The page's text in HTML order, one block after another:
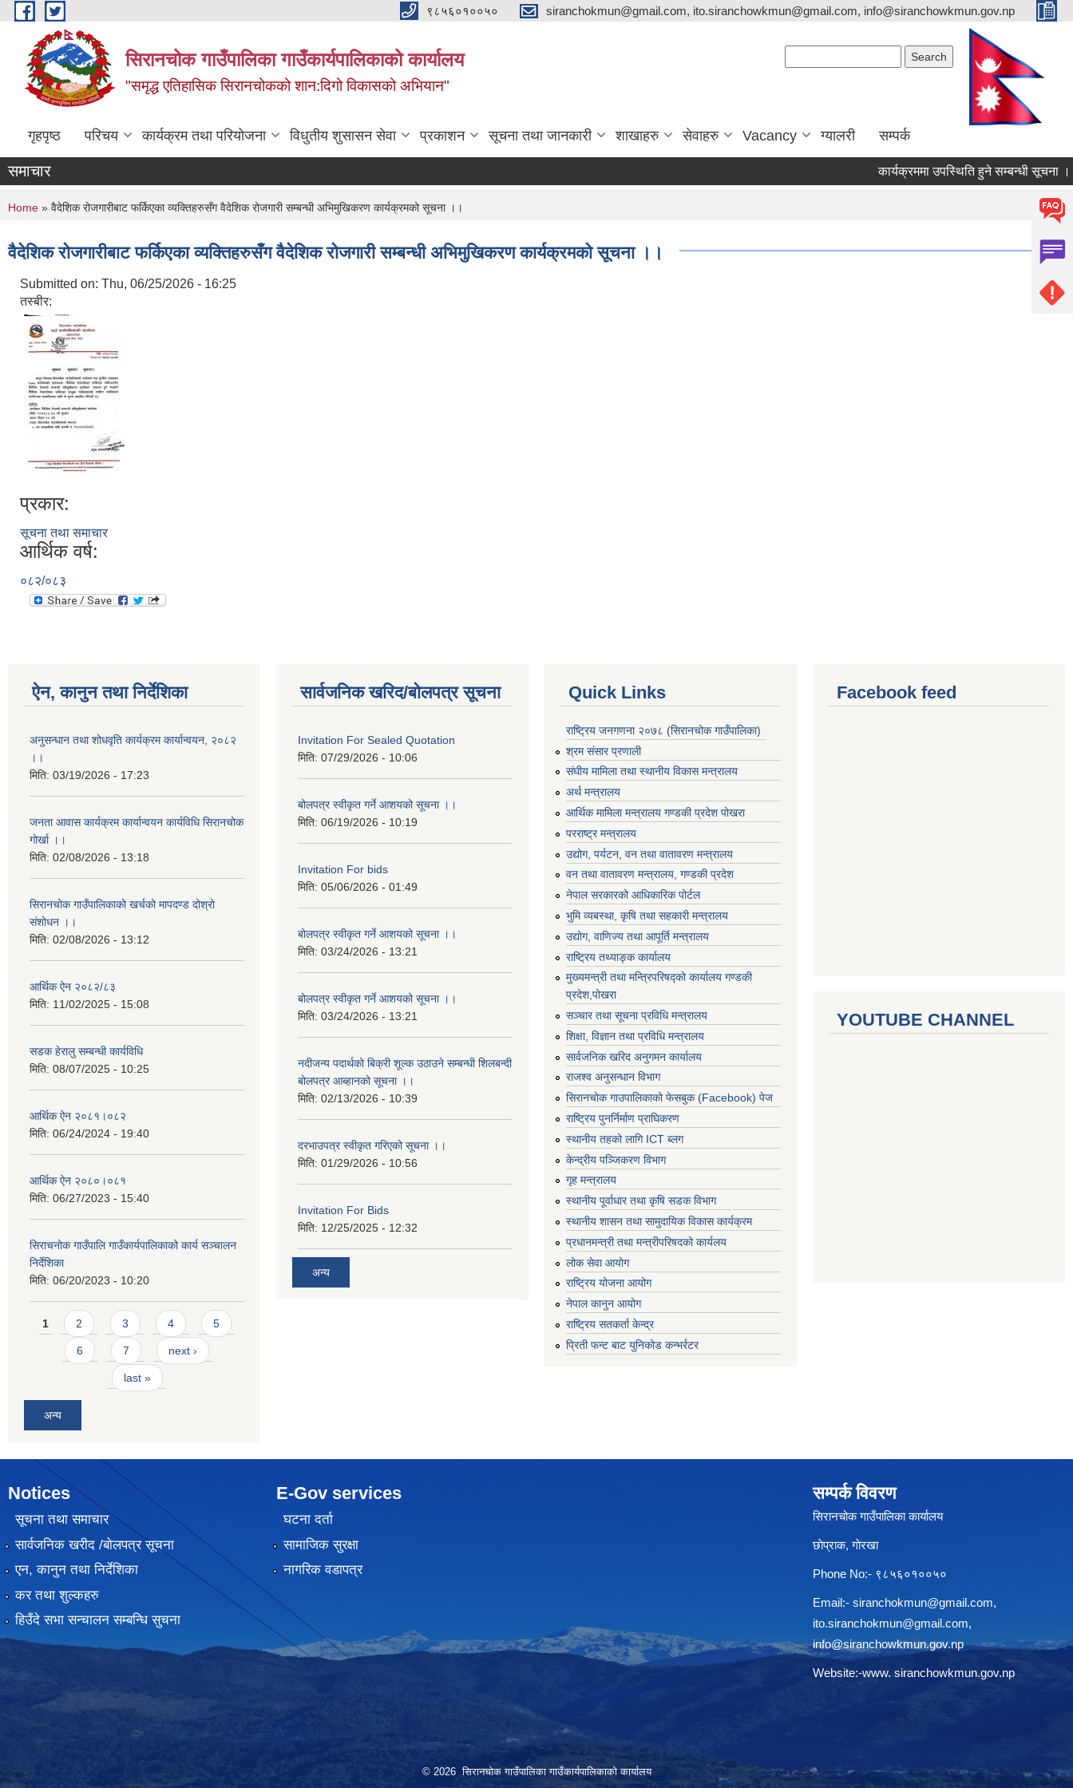
Skip to main content ९८५६०१००५० siranchokmun@gmail.com, ito.siranchowkmun@gmail.com, info@siranchowkmun.gov.np
सिरानचोक गाउँपालिका गाउँकार्यपालिकाको कार्यालय
"समृद्ध एतिहासिक सिरानचोकको शान:दिगो विकासको अभियान"
गृहपृष्ठ परिचय कार्यक्रम तथा परियोजना विधुतीय शुसासन सेवा प्रकाशन सूचना तथा जानकारी शाखाहरु सेवाहरु Vacancy ग्यालरी सम्पर्क
समाचार कार्यक्रममा उपस्थिति हुने सम्बन्धी सूचना ।।
You are here
Home » वैदेशिक रोजगारीबाट फर्किएका व्यक्तिहरुसँग वैदेशिक रोजगारी सम्बन्धी अभिमुखिकरण कार्यक्रमको सूचना ।।
वैदेशिक रोजगारीबाट फर्किएका व्यक्तिहरुसँग वैदेशिक रोजगारी सम्बन्धी अभिमुखिकरण कार्यक्रमको सूचना ।।
Submitted on: Thu, 06/25/2026 - 16:25
तस्बीर:
प्रकार:
सूचना तथा समाचार
आर्थिक वर्ष:
०८२/०८३
ऐन, कानुन तथा निर्देशिका
अनुसन्धान तथा शोधवृति कार्यक्रम कार्यान्वयन, २०८२
।।
मिति: 03/19/2026 - 17:23
जनता आवास कार्यक्रम कार्यान्वयन कार्यविधि सिरानचोक
गोर्खा ।।
मिति: 02/08/2026 - 13:18
सिरानचोक गाउँपालिकाको खर्चको मापदण्ड दोश्रो
संशोधन ।।
मिति: 02/08/2026 - 13:12
आर्थिक ऐन २०८२/८३
मिति: 11/02/2025 - 15:08
सडक हेरालु सम्बन्धी कार्यविधि
मिति: 08/07/2025 - 10:25
आर्थिक ऐन २०८१।०८२
मिति: 06/24/2024 - 19:40
आर्थिक ऐन २०८०।०८१
मिति: 06/27/2023 - 15:40
सिराचनोक गाउँपालि गाउँकार्यपालिकाको कार्य सञ्चालन
निर्देशिका
मिति: 06/20/2023 - 10:20
Pages
1 2 3 4 5
6 7 next ›
last »
अन्य
सार्वजनिक खरिद/बोलपत्र सूचना
Invitation For Sealed Quotation
मिति: 07/29/2026 - 10:06
बोलपत्र स्वीकृत गर्ने आशयको सूचना ।।
मिति: 06/19/2026 - 10:19
Invitation For bids
मिति: 05/06/2026 - 01:49
बोलपत्र स्वीकृत गर्ने आशयको सूचना ।।
मिति: 03/24/2026 - 13:21
बोलपत्र स्वीकृत गर्ने आशयको सूचना ।।
मिति: 03/24/2026 - 13:21
नदीजन्य पदार्थको बिक्री शूल्क उठाउने सम्बन्धी शिलबन्दी
बोलपत्र आब्हानको सूचना ।।
मिति: 02/13/2026 - 10:39
दरभाउपत्र स्वीकृत गरिएको सूचना ।।
मिति: 01/29/2026 - 10:56
Invitation For Bids
मिति: 12/25/2025 - 12:32
अन्य
Quick Links
राष्ट्रिय जनगणना २०७८ (सिरानचोक गाउँपालिका)
श्रम संसार प्रणाली
संघीय मामिला तथा स्थानीय विकास मन्त्रालय
अर्थ मन्त्रालय
आर्थिक मामिला मन्त्रालय गण्डकी प्रदेश पोखरा
परराष्ट्र मन्त्रालय
उद्योग, पर्यटन, वन तथा वातावरण मन्त्रालय
वन तथा वातावरण मन्त्रालय, गण्डकी प्रदेश
नेपाल सरकारको आधिकारिक पोर्टल
भुमि व्यबस्था, कृषि तथा सहकारी मन्त्रालय
उद्योग, वाणिज्य तथा आपूर्ति मन्त्रालय
राष्ट्रिय तथ्याङ्क कार्यालय
मुख्यमन्त्री तथा मन्त्रिपरिषद्को कार्यालय गण्डकी
प्रदेश,पोखरा
सञ्‍चार तथा सूचना प्रविधि मन्त्रालय
शिक्षा, विज्ञान तथा प्रविधि मन्त्रालय
सार्वजनिक खरिद अनुगमन कार्यालय
राजश्व अनुसन्धान विभाग
सिरानचोक गाउपालिकाको फेसबुक (Facebook) पेज
राष्ट्रिय पुनर्निर्माण प्राघिकरण
स्थानीय तहको लागि ICT ब्लग
केन्द्रीय पञ्जिकरण विभाग
गृह मन्त्रालय
स्थानीय पूर्वाधार तथा कृषि सडक विभाग
स्थानीय शासन तथा सामुदायिक विकास कार्यक्रम
प्रधानमन्त्री तथा मन्त्रीपरिषदको कार्यलय
लोक सेवा आयोग
राष्ट्रिय योजना आयोग
नेपाल कानुन आयोग
राष्ट्रिय सतकर्ता केन्द्र
प्रिती फन्ट बाट युनिकोड कन्भर्रटर
Facebook feed
YOUTUBE CHANNEL
Notices
सूचना तथा समाचार
सार्वजनिक खरीद /बोलपत्र सूचना
एन, कानुन तथा निर्देशिका
कर तथा शुल्कहरु
हिउँदे सभा सन्चालन सम्बन्धि सुचना
E-Gov services
घटना दर्ता
सामाजिक सुरक्षा
नागरिक वडापत्र
सम्पर्क विवरण
सिरानचोक गाउँपालिका कार्यालय
छाेप्राक, गाेरखा
Phone No:- ९८५६०१००५०
Email:- siranchokmun@gmail.com,
ito.siranchokmun@gmail.com,
info@siranchowkmun.gov.np
Website:-www. siranchowkmun.gov.np
© 2026 सिरानचोक गाउँपालिका गाउँकार्यपालिकाको कार्यालय